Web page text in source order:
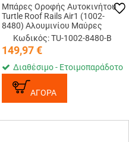
Μπάρες Οροφής Αυτοκινήτου
Turtle Roof Rails Air1 (1002-
8480) Αλουμινίου Μαύρες
Κωδικός: TU-1002-8480-B
149,97€
Διαθέσιμο - Ετοιμοπαράδοτο
ΑΓΟΡΑ